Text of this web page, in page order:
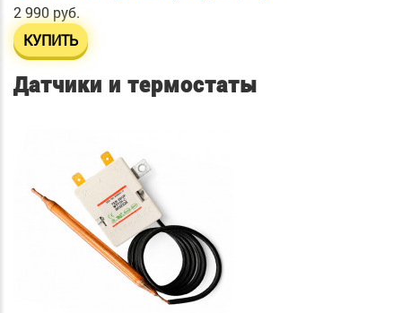
2 990 руб.
КУПИТЬ
Датчики и термостаты